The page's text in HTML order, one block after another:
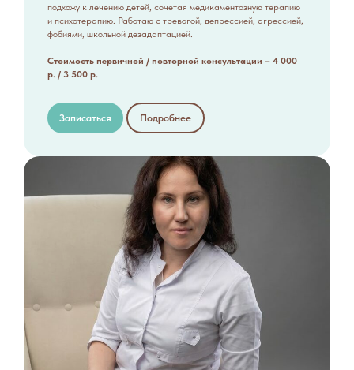
подхожу к лечению детей, сочетая медикаментозную терапию
и психотерапию. Работаю с тревогой, депрессией, агрессией,
фобиями, школьной дезадаптацией.
Стоимость первичной / повторной консультации – 4 000
р. / 3 500 р.
Записаться Подробнее